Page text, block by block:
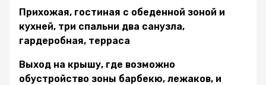
Прихожая, гостиная с обеденной зоной и
кухней, три спальни два санузла,
гардеробная, терраса
Выход на крышу, где возможно
обустройство зоны барбекю, лежаков, и